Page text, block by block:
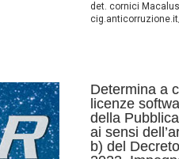
det. cornici
Determina a
licenze
della
ai sensi
b) del